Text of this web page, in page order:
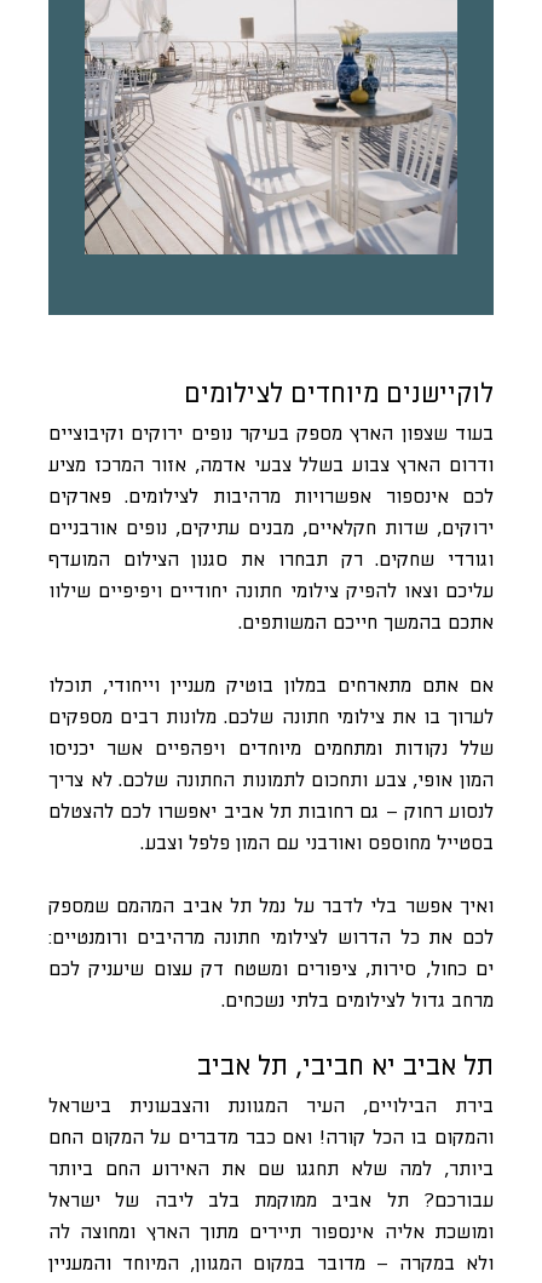
לוקיישנים מיוחדים לצילומים
בעוד שצפון הארץ מספק בעיקר נופים ירוקים וקיבוציים
ודרום הארץ צבוע בשלל צבעי אדמה, אזור המרכז מציע
לכם אינספור אפשרויות מרהיבות לצילומים. פארקים
ירוקים, שדות חקלאיים, מבנים עתיקים, נופים אורבניים
וגורדי שחקים. רק תבחרו את סגנון הצילום המועדף
עליכם וצאו להפיק צילומי חתונה יחודיים ויפיפיים שילוו
אתכם בהמשך חייכם המשותפים.
אם אתם מתארחים במלון בוטיק מעניין וייחודי, תוכלו
לערוך בו את צילומי חתונה שלכם. מלונות רבים מספקים
שלל נקודות ומתחמים מיוחדים ויפהפיים אשר יכניסו
המון אופי, צבע ותחכום לתמונות החתונה שלכם. לא צריך
לנסוע רחוק – גם רחובות תל אביב יאפשרו לכם להצטלם
בסטייל מחוספס ואורבני עם המון פלפל וצבע.
ואיך אפשר בלי לדבר על נמל תל אביב המהמם שמספק
לכם את כל הדרוש לצילומי חתונה מרהיבים ורומנטיים:
ים כחול, סירות, ציפורים ומשטח דק עצום שיעניק לכם
מרחב גדול לצילומים בלתי נשכחים.
תל אביב יא חביבי, תל אביב
בירת הבילויים, העיר המגוונת והצבעונית בישראל
והמקום בו הכל קורה! ואם כבר מדברים על המקום החם
ביותר, למה שלא תחגגו שם את האירוע החם ביותר
עבורכם? תל אביב ממוקמת בלב ליבה של ישראל
ומושכת אליה אינספור תיירים מתוך הארץ ומחוצה לה
ולא במקרה – מדובר במקום המגוון, המיוחד והמעניין